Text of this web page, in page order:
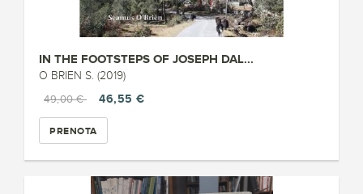
IN THE FOOTSTEPS OF JOSEPH DAL...
O BRIEN S. (2019)
49,00 €
46,55 €
PRENOTA